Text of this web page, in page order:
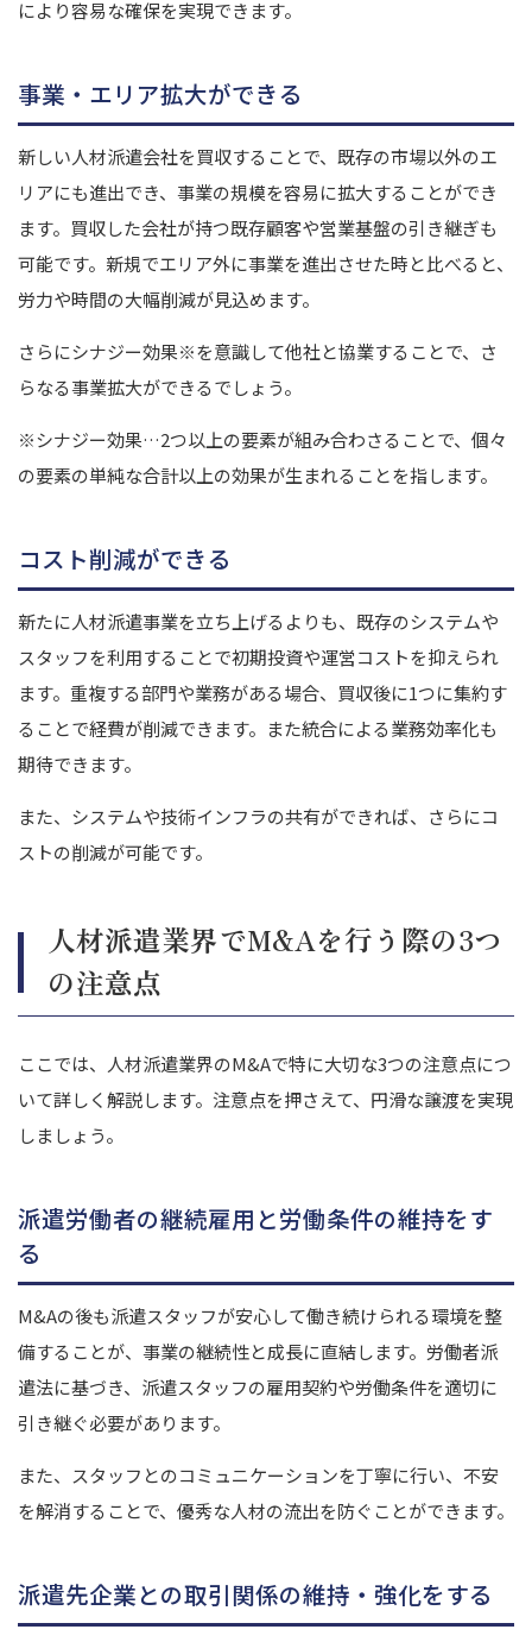
により容易な確保を実現できます。
事業・エリア拡大ができる
新しい人材派遣会社を買収することで、既存の市場以外のエ
リアにも進出でき、事業の規模を容易に拡大することができ
ます。 買収した会社が持つ既存顧客や営業基盤の引き継ぎも
可能です。 新規でエリア外に事業を進出させた時と比べると、
労力や時間の大幅削減が見込めます。
さらにシナジー効果※を意識して他社と協業することで、さ
らなる事業拡大ができるでしょう。
※シナジー効果…2つ以上の要素が組み合わさることで、個々
の要素の単純な合計以上の効果が生まれることを指します。
コスト削減ができる
新たに人材派遣事業を立ち上げるよりも、既存のシステムや
スタッフを利用することで初期投資や運営コストを抑えられ
ます。 重複する部門や業務がある場合、買収後に1つに集約す
ることで経費が削減できます。また統合による業務効率化も
期待できます。
また、システムや技術インフラの共有ができれば、さらにコ
ストの削減が可能です。
人材派遣業界でM&Aを行う際の3つ
の注意点
ここでは、人材派遣業界のM&Aで特に大切な3つの注意点につ
いて詳しく解説します。 注意点を押さえて、円滑な譲渡を実現
しましょう。
派遣労働者の継続雇用と労働条件の維持をす
る
M&Aの後も派遣スタッフが安心して働き続けられる環境を整
備することが、事業の継続性と成長に直結します。 労働者派
遣法に基づき、派遣スタッフの雇用契約や労働条件を適切に
引き継ぐ必要があります。
また、スタッフとのコミュニケーションを丁寧に行い、不安
を解消することで、優秀な人材の流出を防ぐことができます。
派遣先企業との取引関係の維持・強化をする